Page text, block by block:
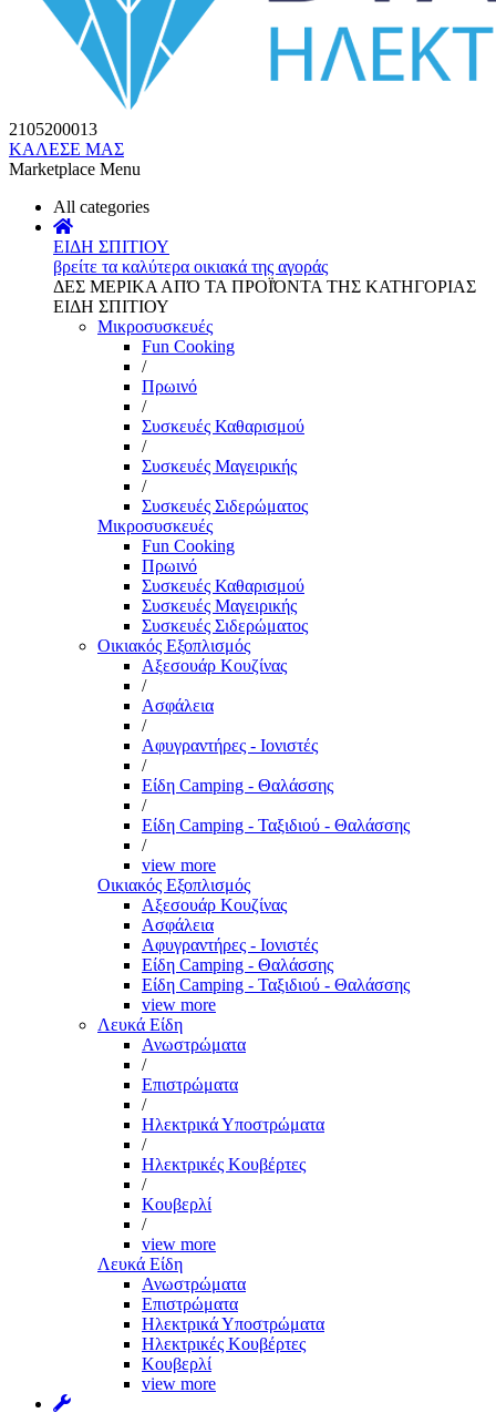
2105200013
ΚΑΛΕΣΕ ΜΑΣ
Marketplace Menu
All categories
ΕΙΔΗ ΣΠΙΤΙΟΥ
βρείτε τα καλύτερα οικιακά της αγοράς
ΔΕΣ ΜΕΡΙΚΑ ΑΠΌ ΤΑ ΠΡΟΪΌΝΤΑ ΤΗΣ ΚΑΤΗΓΟΡΙΑΣ
ΕΙΔΗ ΣΠΙΤΙΟΥ
Μικροσυσκευές
Fun Cooking
/
Πρωινό
/
Συσκευές Καθαρισμού
/
Συσκευές Μαγειρικής
/
Συσκευές Σιδερώματος
Μικροσυσκευές
Fun Cooking
Πρωινό
Συσκευές Καθαρισμού
Συσκευές Μαγειρικής
Συσκευές Σιδερώματος
Οικιακός Εξοπλισμός
Αξεσουάρ Κουζίνας
/
Ασφάλεια
/
Αφυγραντήρες - Ιονιστές
/
Είδη Camping - Θαλάσσης
/
Είδη Camping - Ταξιδιού - Θαλάσσης
/
view more
Οικιακός Εξοπλισμός
Αξεσουάρ Κουζίνας
Ασφάλεια
Αφυγραντήρες - Ιονιστές
Είδη Camping - Θαλάσσης
Είδη Camping - Ταξιδιού - Θαλάσσης
view more
Λευκά Είδη
Ανωστρώματα
/
Επιστρώματα
/
Ηλεκτρικά Υποστρώματα
/
Ηλεκτρικές Κουβέρτες
/
Κουβερλί
/
view more
Λευκά Είδη
Ανωστρώματα
Επιστρώματα
Ηλεκτρικά Υποστρώματα
Ηλεκτρικές Κουβέρτες
Κουβερλί
view more